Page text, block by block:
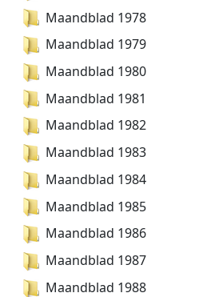
Maandblad 1978
Maandblad 1979
Maandblad 1980
Maandblad 1981
Maandblad 1982
Maandblad 1983
Maandblad 1984
Maandblad 1985
Maandblad 1986
Maandblad 1987
Maandblad 1988